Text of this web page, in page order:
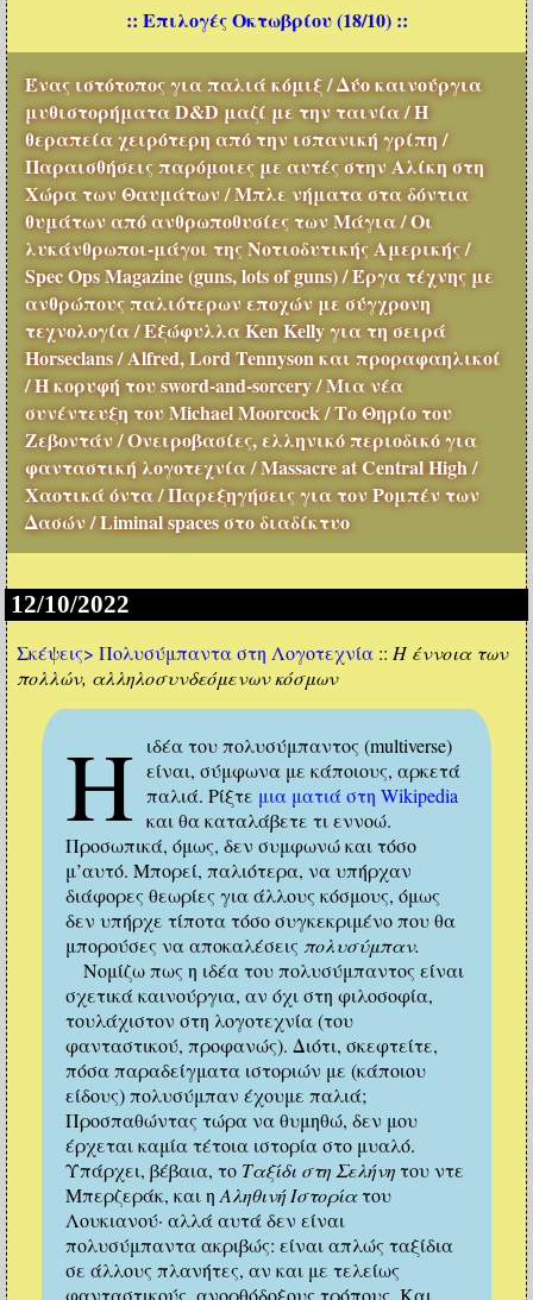
:: Επιλογές Οκτωβρίου (18/10) ::
Ένας ιστότοπος για παλιά κόμιξ / Δύο καινούργια
μυθιστορήματα D&D μαζί με την ταινία / Η
θεραπεία χειρότερη από την ισπανική γρίπη /
Παραισθήσεις παρόμοιες με αυτές στην Αλίκη στη
Χώρα των Θαυμάτων / Μπλε νήματα στα δόντια
θυμάτων από ανθρωποθυσίες των Μάγια / Οι
λυκάνθρωποι-μάγοι της Νοτιοδυτικής Αμερικής /
Spec Ops Magazine (guns, lots of guns) / Έργα τέχνης με
ανθρώπους παλιότερων εποχών με σύγχρονη
τεχνολογία / Εξώφυλλα Ken Kelly για τη σειρά
Horseclans / Alfred, Lord Tennyson και προραφαηλικοί
/ Η κορυφή του sword-and-sorcery / Μια νέα
συνέντευξη του Michael Moorcock / Το Θηρίο του
Ζεβοντάν / Ονειροβασίες, ελληνικό περιοδικό για
φανταστική λογοτεχνία / Massacre at Central High /
Χαοτικά όντα / Παρεξηγήσεις για τον Ρομπέν των
Δασών / Liminal spaces στο διαδίκτυο
12/10/2022
Σκέψεις> Πολυσύμπαντα στη Λογοτεχνία :: Η έννοια των
πολλών, αλληλοσυνδεόμενων κόσμων
Η ιδέα του πολυσύμπαντος (multiverse)
είναι, σύμφωνα με κάποιους, αρκετά
παλιά. Ρίξτε μια ματιά στη Wikipedia
και θα καταλάβετε τι εννοώ.
Προσωπικά, όμως, δεν συμφωνώ και τόσο
μ’αυτό. Μπορεί, παλιότερα, να υπήρχαν
διάφορες θεωρίες για άλλους κόσμους, όμως
δεν υπήρχε τίποτα τόσο συγκεκριμένο που θα
μπορούσες να αποκαλέσεις πολυσύμπαν.
Νομίζω πως η ιδέα του πολυσύμπαντος είναι
σχετικά καινούργια, αν όχι στη φιλοσοφία,
τουλάχιστον στη λογοτεχνία (του
φανταστικού, προφανώς). Διότι, σκεφτείτε,
πόσα παραδείγματα ιστοριών με (κάποιου
είδους) πολυσύμπαν έχουμε παλιά;
Προσπαθώντας τώρα να θυμηθώ, δεν μου
έρχεται καμία τέτοια ιστορία στο μυαλό.
Υπάρχει, βέβαια, το Ταξίδι στη Σελήνητου ντε
Μπερζεράκ, και ηΑληθινή Ιστορίατου
Λουκιανού· αλλά αυτά δεν είναι
πολυσύμπαντα ακριβώς: είναι απλώς ταξίδια
σε άλλους πλανήτες, αν και με τελείως